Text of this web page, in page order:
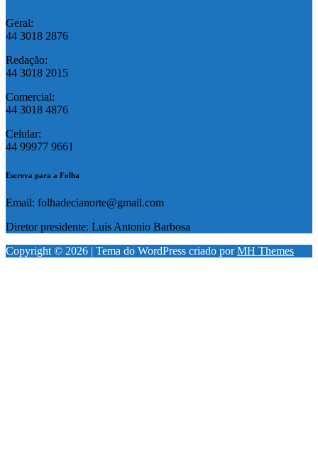
Geral:
44 3018 2876
Redação:
44 3018 2015
Comercial:
44 3018 4876
Celular:
44 99977 9661
Escreva para a Folha
Email: folhadecianorte@gmail.com
Diretor presidente: Luis Antonio Barbosa
Copyright © 2026 | Tema do WordPress criado porMH Themes